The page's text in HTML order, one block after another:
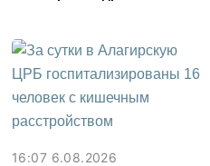
16:07 6.08.2026